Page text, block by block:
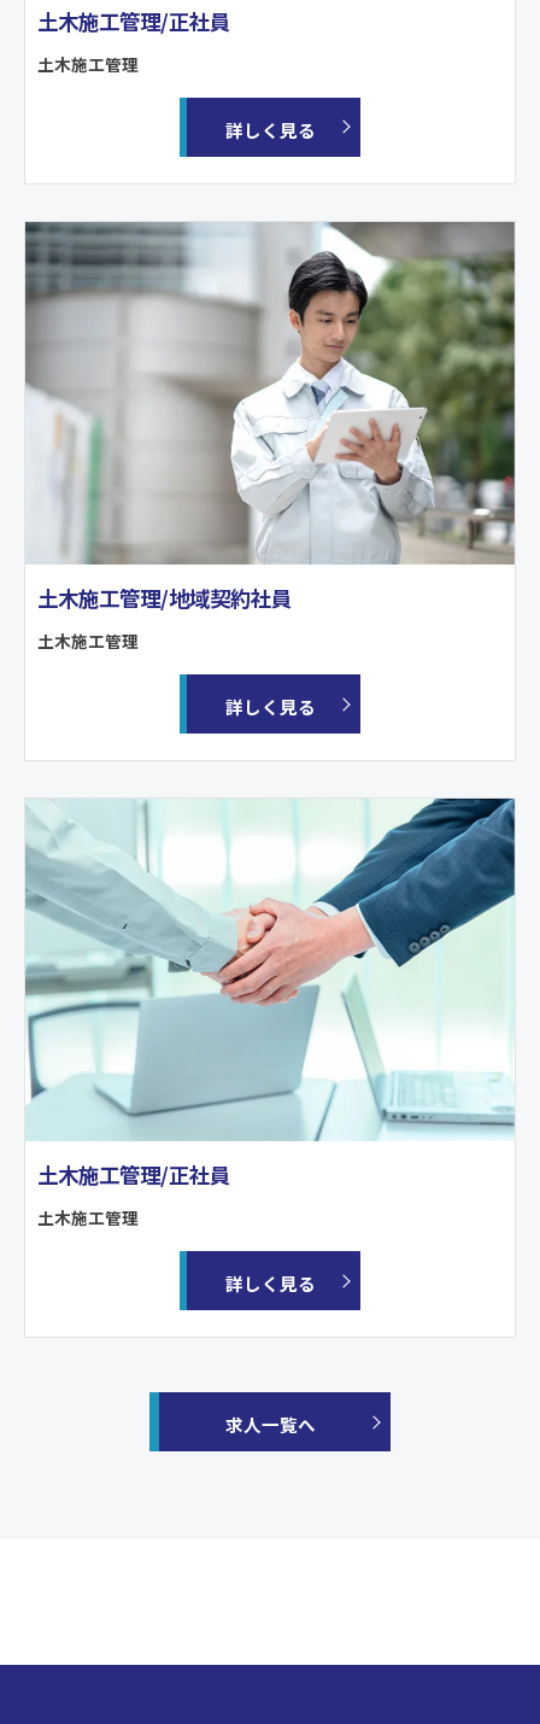
土木施工管理/正社員
土木施工管理
詳しく見る
土木施工管理/地域契約社員
土木施工管理
詳しく見る
土木施工管理/正社員
土木施工管理
詳しく見る
求人一覧へ